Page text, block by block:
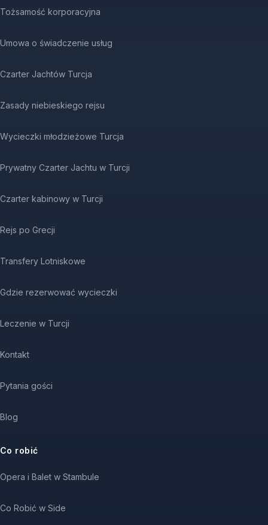
Tożsamość korporacyjna
Umowa o świadczenie usług
Czarter Jachtów Turcja
Zasady niebieskiego rejsu
Wycieczki młodzieżowe Turcja
Prywatny Czarter Jachtu w Turcji
Czarter kabinowy w Turcji
Rejs po Grecji
Transfery Lotniskowe
Gdzie rezerwować wycieczki
Leczenie w Turcji
Kontakt
Pytania gości
Blog
Co robić
Opera i Balet w Stambule
Co Robić w Side